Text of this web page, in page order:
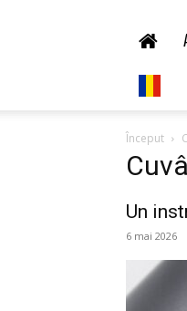
Început
Un
6 mai 2026